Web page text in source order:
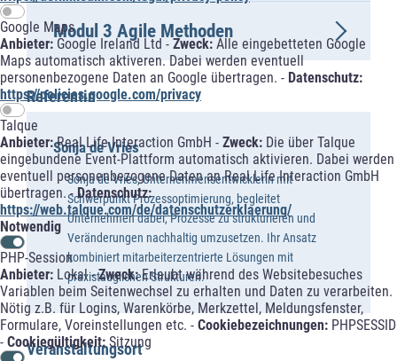
Google Maps
Anbieter: Google Ireland Ltd - Zweck: Alle eingebetteten Google
Maps automatisch aktiveren. Dabei werden eventuell
personenbezogene Daten an Google übertragen. - Datenschutz:
https://policies.google.com/privacy
Talque
Anbieter:Real Life Interaction GmbH - Zweck: Die über Talque
eingebundene Event-Plattform automatisch aktivieren. Dabei werden
eventuell personenbezogene Daten an Real Life Interaction GmbH
übertragen. -Datenschutz:
https://web.talque.com/de/datenschutzerklaerung/
Notwendig
PHP-Session
Anbieter: Lokal -Zweck:Erlaubt während des Websitebesuches
Variablen beim Seitenwechsel zu erhalten und Daten zu verarbeiten.
Nötig z.B. für Logins, Warenkörbe, Merkzettel, Meldungsfenster,
Formulare, Voreinstellungen etc. - Cookiebezeichnungen: PHPSESSID
- Cookiegültigkeit:Sitzung
Modul 3 Agile Methoden
Referentin
Sonja de Vries
Sonja de Vries, Unternehmensentwicklerin mit
Schwerpunkt Prozessoptimierung, begleitet
Unternehmen dabei, Prozesse zu strukturieren und
Veränderungen nachhaltig umzusetzen. Ihr Ansatz
kombiniert mitarbeiterzentrierte Lösungen mit
praxistauglichen Strukturen.
Veranstaltungsort